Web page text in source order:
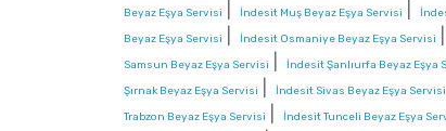
Beyaz Eşya Servisi
İndesit Muş Beyaz Eşya Servisi
Beyaz Eşya Servisi
İndesit Osmaniye Beyaz Eşya Servisi
Samsun Beyaz Eşya Servisi
İndesit Şanlıurfa Beyaz Eşya
Şırnak Beyaz Eşya Servisi
İndesit Sivas Beyaz Eşya Servisi
Trabzon Beyaz Eşya Servisi
İndesit Tunceli Beyaz Eşya